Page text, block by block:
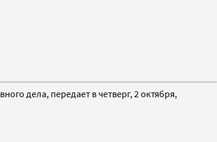
дела, передает в четверг, 2 октября,